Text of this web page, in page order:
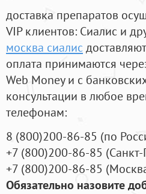
доставка препаратов
VIP клиентов: Сиалис и
москва сиалис
оплата принимаются
Web Money и с
консультации в любое
телефонам:
8 (800)200-86-85 (по
+7 (800)200-86-85 (
+7 (800)200-86-85 (
Обязательно назовите